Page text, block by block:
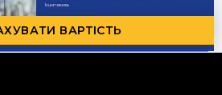
ВАРТІСТЬ